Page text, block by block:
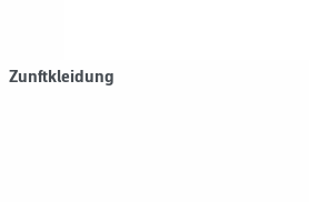
Zunftkleidung